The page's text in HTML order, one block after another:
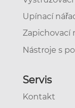
Upínací
Zapichovací
Nástroje s
Servis
Kontakt